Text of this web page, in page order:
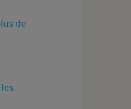
de